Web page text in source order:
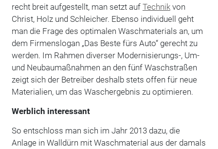
recht breit aufgestellt, man setzt auf Technikvon
Christ, Holz und Schleicher. Ebenso individuell geht
man die Frage des optimalen Waschmaterials an, um
dem Firmenslogan „Das Beste fürs Auto“ gerecht zu
werden. Im Rahmen diverser Modernisierungs-, Um-
und Neubaumaßnahmen an den fünf Waschstraßen
zeigt sich der Betreiber deshalb stets offen für neue
Materialien, um das Waschergebnis zu optimieren.
Werblich interessant
So entschloss man sich im Jahr 2013 dazu, die
Anlage in Walldürn mit Waschmaterial aus der damals